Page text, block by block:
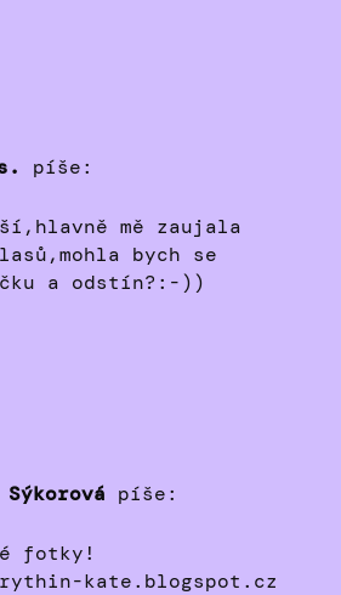
píše:
mě zaujala
bych se
a odstín?:-))
píše:
fotky!
kate.blogspot.cz